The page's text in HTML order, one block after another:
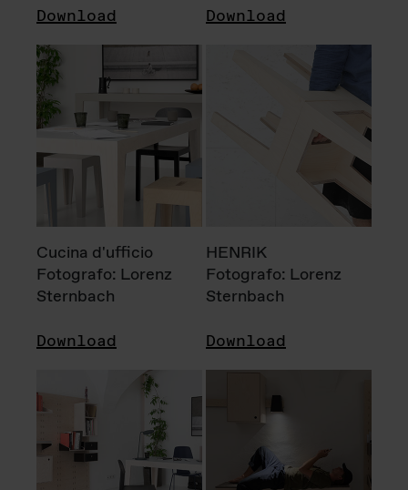
Download Download
Cucina d'ufficio
Fotografo: Lorenz
Sternbach
Download
HENRIK
Fotografo: Lorenz
Sternbach
Download